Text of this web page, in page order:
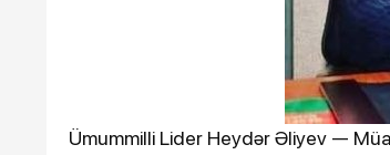
Ümummilli Lider Heydər Əliyev —